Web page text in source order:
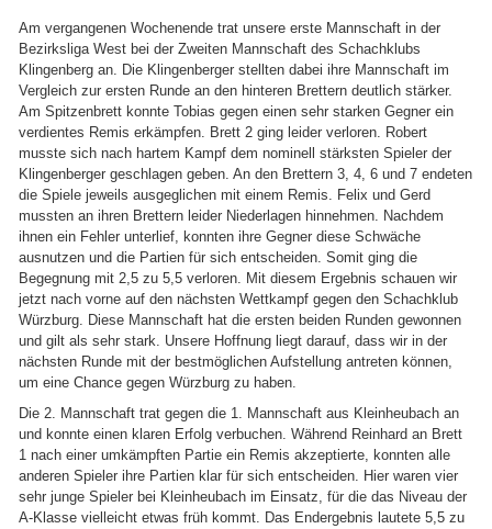
Am vergangenen Wochenende trat unsere erste Mannschaft in der
Bezirksliga West bei der Zweiten Mannschaft des Schachklubs
Klingenberg an. Die Klingenberger stellten dabei ihre Mannschaft im
Vergleich zur ersten Runde an den hinteren Brettern deutlich stärker.
Am Spitzenbrett konnte Tobias gegen einen sehr starken Gegner ein
verdientes Remis erkämpfen. Brett 2 ging leider verloren. Robert
musste sich nach hartem Kampf dem nominell stärksten Spieler der
Klingenberger geschlagen geben. An den Brettern 3, 4, 6 und 7 endeten
die Spiele jeweils ausgeglichen mit einem Remis. Felix und Gerd
mussten an ihren Brettern leider Niederlagen hinnehmen. Nachdem
ihnen ein Fehler unterlief, konnten ihre Gegner diese Schwäche
ausnutzen und die Partien für sich entscheiden. Somit ging die
Begegnung mit 2,5 zu 5,5 verloren. Mit diesem Ergebnis schauen wir
jetzt nach vorne auf den nächsten Wettkampf gegen den Schachklub
Würzburg. Diese Mannschaft hat die ersten beiden Runden gewonnen
und gilt als sehr stark. Unsere Hoffnung liegt darauf, dass wir in der
nächsten Runde mit der bestmöglichen Aufstellung antreten können,
um eine Chance gegen Würzburg zu haben.
Die 2. Mannschaft trat gegen die 1. Mannschaft aus Kleinheubach an
und konnte einen klaren Erfolg verbuchen. Während Reinhard an Brett
1 nach einer umkämpften Partie ein Remis akzeptierte, konnten alle
anderen Spieler ihre Partien klar für sich entscheiden. Hier waren vier
sehr junge Spieler bei Kleinheubach im Einsatz, für die das Niveau der
A-Klasse vielleicht etwas früh kommt. Das Endergebnis lautete 5,5 zu